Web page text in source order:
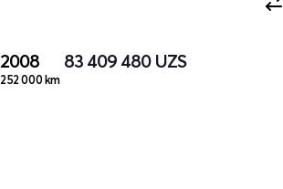
2008
252 000 km
83 409 480 UZS